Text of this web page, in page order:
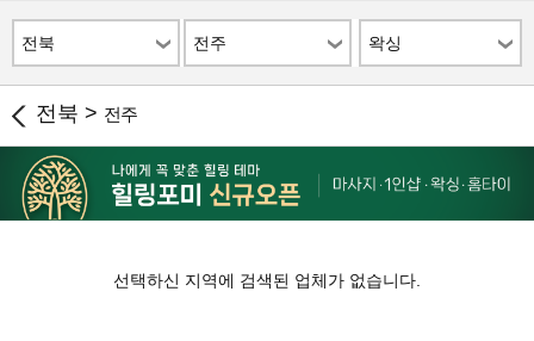
전북 전주 왁싱
전북 > 전주
선택하신 지역에 검색된 업체가 없습니다.